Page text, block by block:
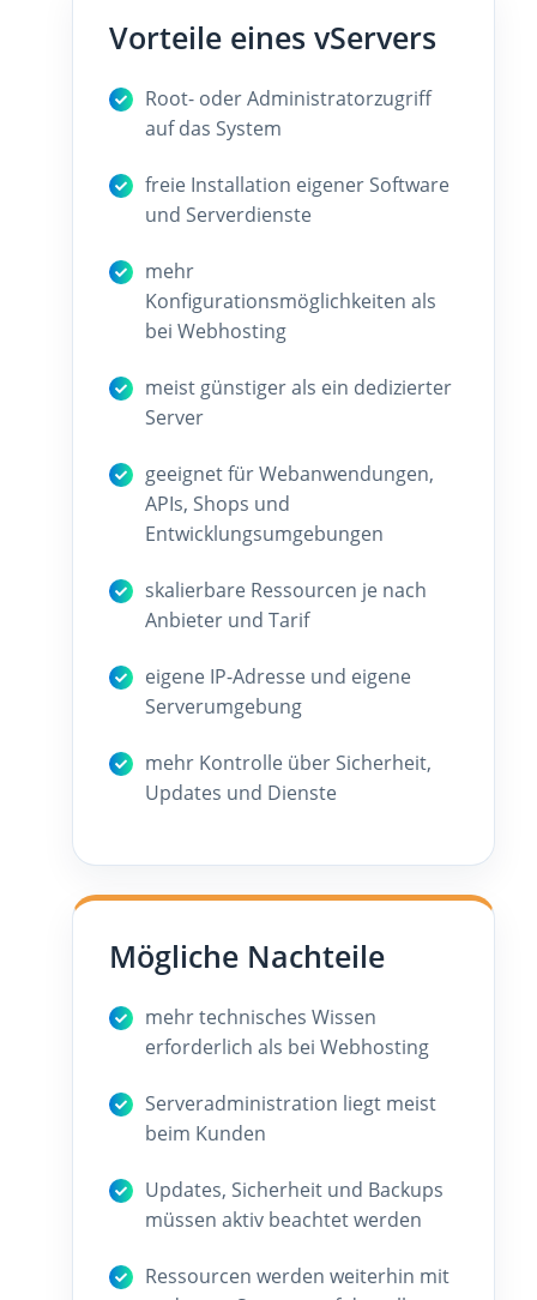
Vorteile eines vServers
Root- oder Administratorzugriff
auf das System
freie Installation eigener Software
und Serverdienste
mehr
Konfigurationsmöglichkeiten als
bei Webhosting
meist günstiger als ein dedizierter
Server
geeignet für Webanwendungen,
APIs, Shops und
Entwicklungsumgebungen
skalierbare Ressourcen je nach
Anbieter und Tarif
eigene IP-Adresse und eigene
Serverumgebung
mehr Kontrolle über Sicherheit,
Updates und Dienste
Mögliche Nachteile
mehr technisches Wissen
erforderlich als bei Webhosting
Serveradministration liegt meist
beim Kunden
Updates, Sicherheit und Backups
müssen aktiv beachtet werden
Ressourcen werden weiterhin mit